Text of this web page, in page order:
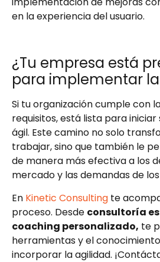
en la experiencia del usuario.
¿Tu empresa está
para implementar
Si tu organización cumple con
requisitos, está lista para
ágil. Este camino no solo
trabajar, sino que también le
de manera más efectiva a los
mercado y las demandas de
En Kinetic Consulting te
proceso. Desde consultoría
coaching personalizado, te
herramientas y el
incorporar la agilidad.